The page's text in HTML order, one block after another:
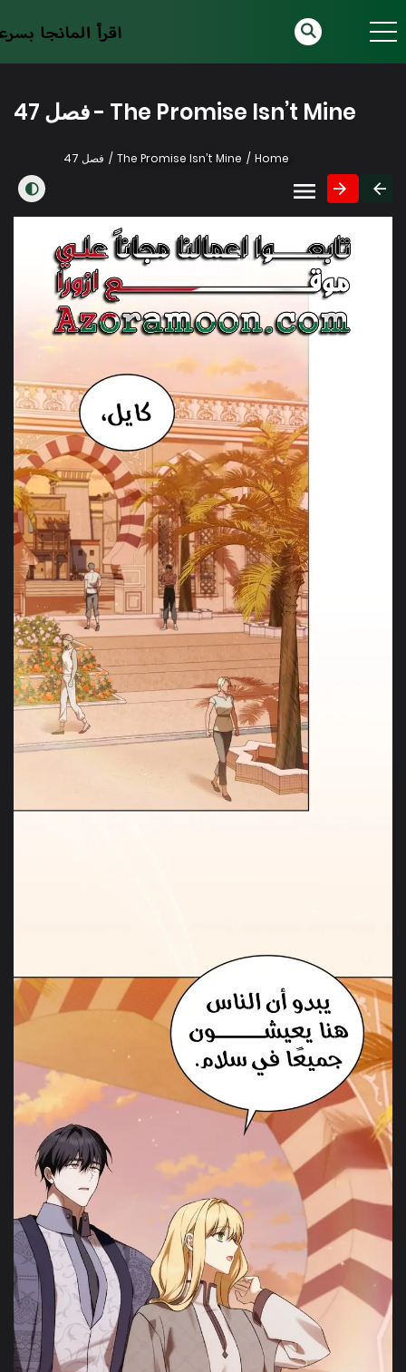
The Promise Isn’t Mine - فصل 47
Home
The Promise Isn’t Mine فصل 47